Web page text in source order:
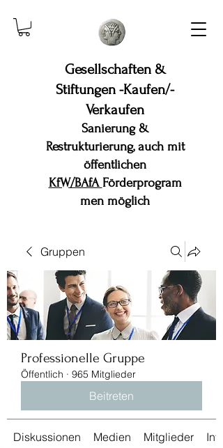
Gesellschaften &
Stiftungen -Kaufen/-
Verkaufen
Sanierung &
Restrukturierung, auch mit
öffentlichen
KfW/BAfAFörderprogram
men möglich
Gruppen
Professionelle Gruppe
Öffentlich · 965 Mitglieder
Beitreten
Diskussionen Medien Mitglieder Info